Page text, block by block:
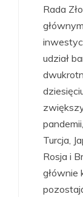
Rada
udział
Turcja,
Rosja i
głównie